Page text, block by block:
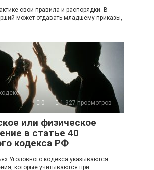
свои правила и распорядки. В
может отдавать младшему приказы,
0
1 927 просмотров
или физическое
в статье 40
кодекса РФ
Уголовного кодекса указываются
которые учитываются при